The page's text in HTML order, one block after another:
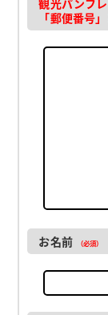
「郵便番号
お名前 （必須）